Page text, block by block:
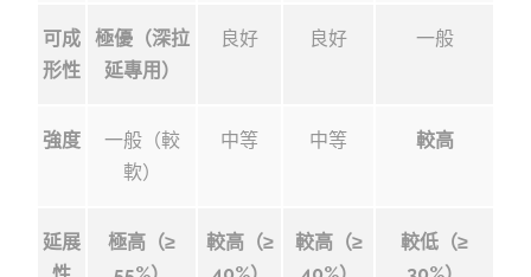
可成
形性
極優（深拉
延專用）
良好 良好 一般
強度
一般（較
軟）
中等 中等 較高
延展
極高（≥
較高（≥
較高（≥
較低（≥